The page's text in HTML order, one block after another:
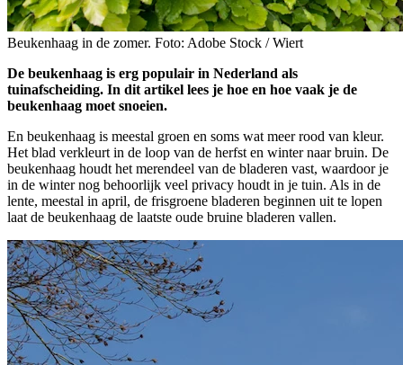
Beukenhaag in de zomer. Foto: Adobe Stock / Wiert
De beukenhaag is erg populair in Nederland als
tuinafscheiding. In dit artikel lees je hoe en hoe vaak je de
beukenhaag moet snoeien.
En beukenhaag is meestal groen en soms wat meer rood van kleur.
Het blad verkleurt in de loop van de herfst en winter naar bruin. De
beukenhaag houdt het merendeel van de bladeren vast, waardoor je
in de winter nog behoorlijk veel privacy houdt in je tuin. Als in de
lente, meestal in april, de frisgroene bladeren beginnen uit te lopen
laat de beukenhaag de laatste oude bruine bladeren vallen.